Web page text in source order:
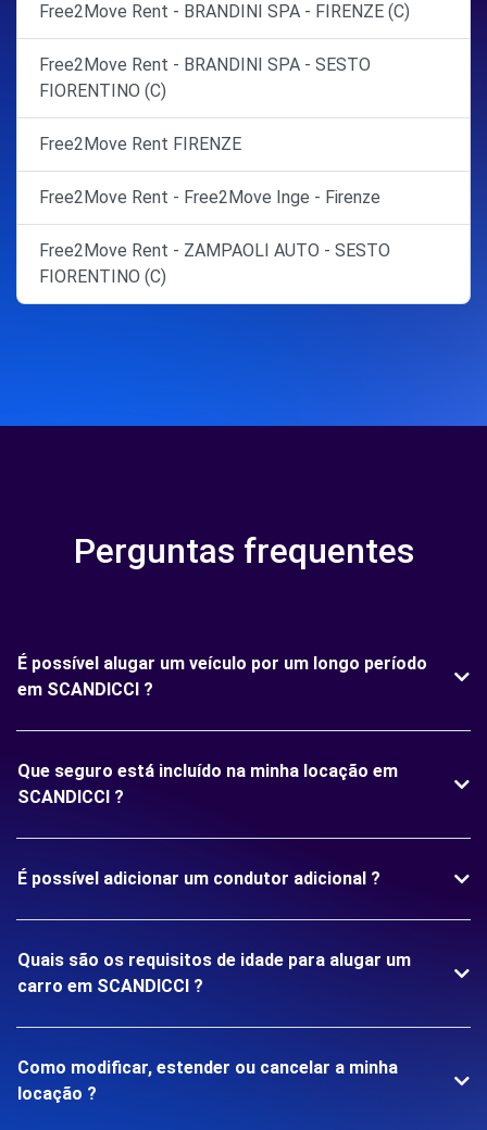
Free2Move Rent - BRANDINI SPA - FIRENZE (C)
Free2Move Rent - BRANDINI SPA - SESTO
FIORENTINO (C)
Free2Move Rent FIRENZE
Free2Move Rent - Free2Move Inge - Firenze
Free2Move Rent - ZAMPAOLI AUTO - SESTO
FIORENTINO (C)
Perguntas frequentes
É possível alugar um veículo por um longo período
em SCANDICCI ?
Que seguro está incluído na minha locação em
SCANDICCI ?
É possível adicionar um condutor adicional ?
Quais são os requisitos de idade para alugar um
carro em SCANDICCI ?
Como modificar, estender ou cancelar a minha
locação ?